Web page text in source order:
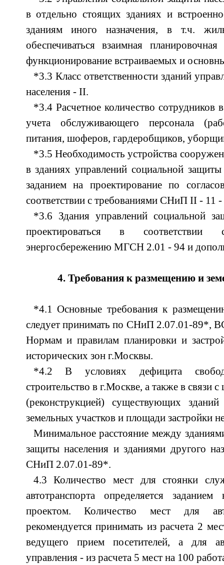
в отдельно стоящих зданиях и
зданиям иного назначения, в т.ч.
обеспечиваться взаимная
функционирование встраиваемых и
*3.3 Класс ответственности зданий
населения - II.
*3.4 Расчетное количество сотрудников
учета обслуживающего персонала
питания, шоферов, гардеробщиков,
*3.5 Необходимость устройства
в зданиях управлений социальной
заданием на проектирование по
соответствии с требованиями СНиП II - 11
*3.6 Здания управлений социальной
проектироваться в
энергосбережению МГСН 2.01 - 94 и
4. Требования к размещению и
*4.1 Основные требования к
следует принимать по СНиП 2.07.01-
Нормам и правилам планировки и
исторических зон г.Москвы.
*4.2 В условиях дефицита
строительство в г.Москве, а также в связи
(реконструкцией) существующих
земельных участков и площади застройки
Минимальное расстояние между
защиты населения и зданиями другого
СНиП 2.07.01-89*.
4.3 Количество мест для стоянки
автотранспорта определяется
проектом. Количество мест для
рекомендуется принимать из расчета 2
ведущего прием посетителей, а для
управления - из расчета 5 мест на 100